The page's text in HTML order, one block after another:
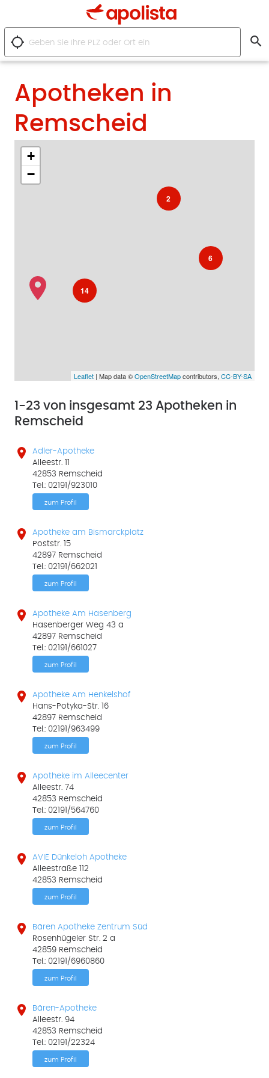
location_searching search
Apotheken in
Remscheid
14
2
6
+
−
Leaflet | Map data ©OpenStreetMapcontributors,CC-BY-SA
1-23 von insgesamt 23 Apotheken in
Remscheid

Adler-Apotheke
Alleestr. 11
42853 Remscheid
Tel.: 02191/923010
zum Profil

Apotheke am Bismarckplatz
Poststr. 15
42897 Remscheid
Tel.: 02191/662021
zum Profil

Apotheke Am Hasenberg
Hasenberger Weg 43 a
42897 Remscheid
Tel.: 02191/661027
zum Profil

Apotheke Am Henkelshof
Hans-Potyka-Str. 16
42897 Remscheid
Tel.: 02191/963499
zum Profil

Apotheke im Alleecenter
Alleestr. 74
42853 Remscheid
Tel.: 02191/564760
zum Profil

AVIE Dünkeloh Apotheke
Alleestraße 112
42853 Remscheid
zum Profil

Bären Apotheke Zentrum Süd
Rosenhügeler Str. 2 a
42859 Remscheid
Tel.: 02191/6960860
zum Profil

Bären-Apotheke
Alleestr. 94
42853 Remscheid
Tel.: 02191/22324
zum Profil